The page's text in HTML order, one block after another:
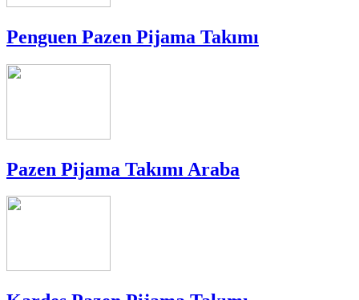
Penguen Pazen Pijama Takımı
Pazen Pijama Takımı Araba